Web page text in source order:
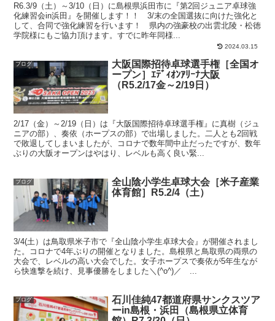
R6.3/9（土）～3/10（日）に島根県浜田市に『第2回ジュニア卓球強
化練習会in浜田』を開催します！！ 3/末の全国選抜に向けた強化と
して、合同で強化練習を行います！ 県内の強豪校の出雲北陵・松徳
学院様にもご協力頂けます。すでに昨年同様...
2024.03.15
ブログ
大阪国際招待卓球選手権［全国オ
ープン］ｴﾃﾞｨｵﾝｱﾘｰﾅ大阪
（R5.2/17金～2/19日）
2/17（金）～2/19（日）は『大阪国際招待卓球選手権』に真樹（ジュ
ニアの部）、奏依（ホープスの部）で出場しました。二人とも2回戦
で敗退してしまいましたが、コロナで数年間中止だったですが、数年
ぶりの大阪オープンはやはり、レベルも高く良い緊...
ブログ
全山陰小学生卓球大会［米子産業
体育館］R5.2/4（土）
3/4(土）は鳥取県米子市で『全山陰小学生卓球大会』が開催されまし
た。コロナで4年ぶりの開催となりました。島根県と鳥取県の両県の
大会で、レベルの高い大会でした。女子ホープスで奏依が5年生なが
ら快進撃を続け、見事優勝をしました＼(^o^)／ ...
ブログ
石川佳純47都道府県サンクスツア
ーin島根・浜田（島根県立体育